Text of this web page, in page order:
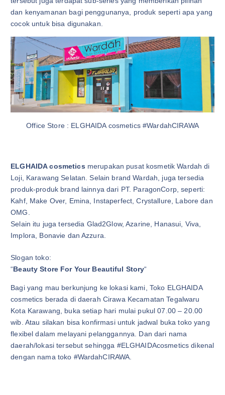
dan kenyamanan bagi penggunanya, produk seperti apa yang
cocok untuk bisa digunakan.
Office Store : ELGHAIDA cosmetics #WardahCIRAWA
ELGHAIDA cosmetics merupakan pusat kosmetik Wardah di
Loji, Karawang Selatan. Selain brand Wardah, juga tersedia
produk-produk brand lainnya dari PT. ParagonCorp, seperti:
Kahf, Make Over, Emina, Instaperfect, Crystallure, Labore dan
OMG.
Selain itu juga tersedia Glad2Glow, Azarine, Hanasui, Viva,
Implora, Bonavie dan Azzura.
Slogan toko:
“Beauty Store For Your Beautiful Story“
Bagi yang mau berkunjung ke lokasi kami, Toko ELGHAIDA
cosmetics berada di daerah Cirawa Kecamatan Tegalwaru
Kota Karawang, buka setiap hari mulai pukul 07.00 – 20.00
wib. Atau silakan bisa konfirmasi untuk jadwal buka toko yang
flexibel dalam melayani pelanggannya. Dan dari nama
daerah/lokasi tersebut sehingga #ELGHAIDAcosmetics dikenal
dengan nama toko #WardahCIRAWA.